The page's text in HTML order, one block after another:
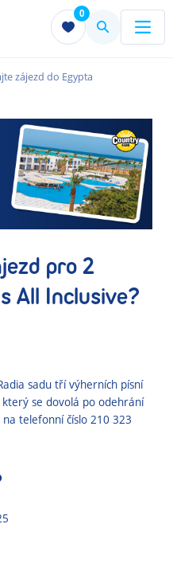
0
Menu Menu
zájezd do Egypta
pro 2
All Inclusive?
sadu tří výherních písní
který se dovolá po odehrání
telefonní číslo 210 323